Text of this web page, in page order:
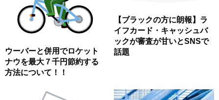
ウーバーと併用でロケット
ナウを最大７千円節約する
方法について！！
【ブラックの方に朗報】ラ
イフカード・キャッシュバ
ックが審査が甘いとSNSで
話題